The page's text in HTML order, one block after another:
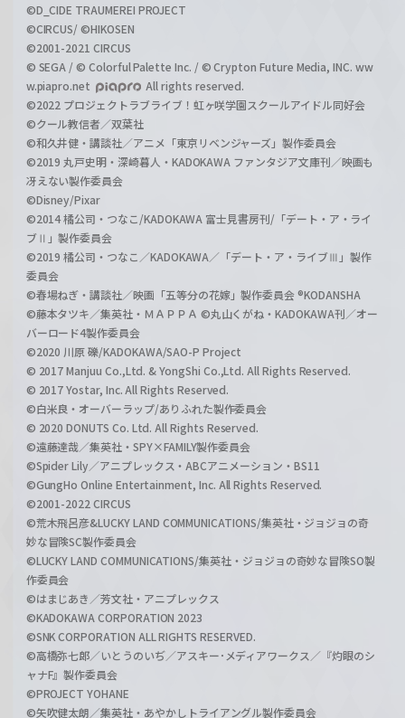
©D_CIDE TRAUMEREI PROJECT
©CIRCUS/ ©HIKOSEN
©2001-2021 CIRCUS
© SEGA / © Colorful Palette Inc. / © Crypton Future Media, INC. ww
w.piapro.net
All rights reserved.
©2022 プロジェクトラブライブ！虹ヶ咲学園スクールアイドル同好会
©クール教信者／双葉社
©和久井健・講談社／アニメ「東京リベンジャーズ」製作委員会
©2019 丸戸史明・深崎暮人・KADOKAWA ファンタジア文庫刊／映画も
冴えない製作委員会
©Disney/Pixar
©2014 橘公司・つなこ/KADOKAWA 富士見書房刊/「デート・ア・ライ
ブⅡ」製作委員会
©2019 橘公司・つなこ／KADOKAWA／「デート・ア・ライブⅢ」製作
委員会
©春場ねぎ・講談社／映画「五等分の花嫁」製作委員会 ®KODANSHA
©藤本タツキ／集英社・ＭＡＰＰＡ ©丸山くがね・KADOKAWA刊／オー
バーロード4製作委員会
©2020 川原 礫/KADOKAWA/SAO-P Project
© 2017 Manjuu Co.,Ltd. & YongShi Co.,Ltd. All Rights Reserved.
© 2017 Yostar, Inc. All Rights Reserved.
©白米良・オーバーラップ/ありふれた製作委員会
© 2020 DONUTS Co. Ltd. All Rights Reserved.
©遠藤達哉／集英社・SPY×FAMILY製作委員会
©Spider Lily／アニプレックス・ABCアニメーション・BS11
©GungHo Online Entertainment, Inc. All Rights Reserved.
©2001-2022 CIRCUS
©荒木飛呂彦&LUCKY LAND COMMUNICATIONS/集英社・ジョジョの奇
妙な冒険SC製作委員会
©LUCKY LAND COMMUNICATIONS/集英社・ジョジョの奇妙な冒険SO製
作委員会
©はまじあき／芳文社・アニプレックス
©KADOKAWA CORPORATION 2023
©SNK CORPORATION ALL RIGHTS RESERVED.
©高橋弥七郎／いとうのいぢ／アスキー･メディアワークス／『灼眼のシ
ャナF』製作委員会
©PROJECT YOHANE
©矢吹健太朗／集英社・あやかしトライアングル製作委員会